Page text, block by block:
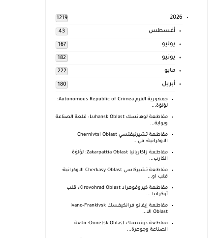
2026
1219
أغسطس 43
يوليو 167
يونيو 182
مايو 222
أبريل 180
جمهورية القرم Autonomous Republic of Crimea:
لؤلؤة...
مقاطعة لوهانسك Luhansk Oblast: قلعة الصناعة
وبوابة...
مقاطعة تشيرنيفتسي Chernivtsi Oblast
الاوكرانية: في...
مقاطعة زاكارباتيا Zakarpattia Oblast: لؤلؤة
الكارب...
مقاطعة تشيركاسي Cherkasy Oblast الاوكرانية:
قلب او...
مقاطعة كيروفوهراد Kirovohrad Oblast: قلب
أوكرانيا ...
مقاطعة إيفانو فرانكيفسك Ivano-Frankivsk
Oblast الا...
مقاطعة دونيتسك Donetsk Oblast: قلعة
الصناعة وجوهرة...